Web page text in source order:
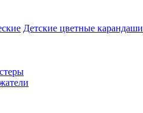
Детские цветные карандаши